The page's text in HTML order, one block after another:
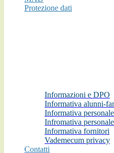
Protezione dati
Informazioni e DPO
Informativa alunni-
Informativa
Infromativa
Informativa fornitori
Vademecum privacy
Contatti